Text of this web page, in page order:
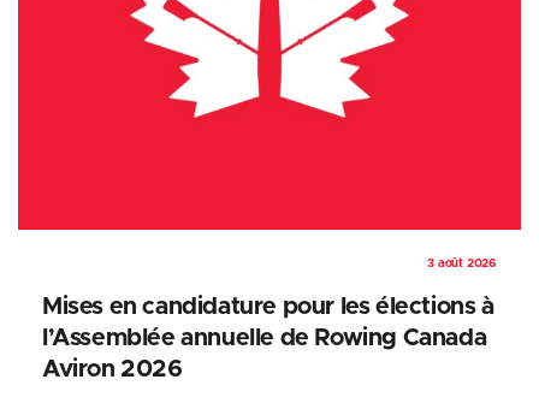
3 août 2026
Mises en candidature pour les élections à
l’Assemblée annuelle de Rowing Canada
Aviron 2026